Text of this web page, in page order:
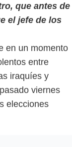
que antes de
el jefe de los
en un momento
entre
iraquíes y
viernes
elecciones